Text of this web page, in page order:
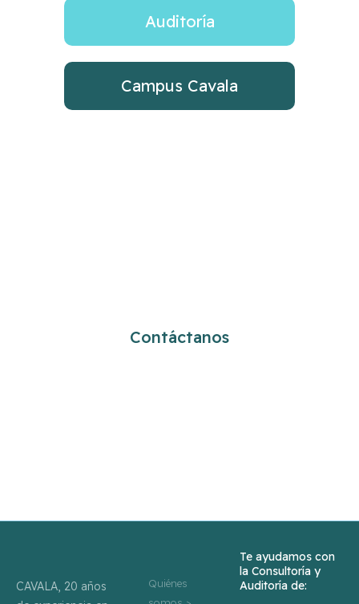
Auditoría
Campus Cavala
Contáctanos
CAVALA, 20 años
Quiénes
Te ayudamos con
la Consultoría y
Auditoría de: